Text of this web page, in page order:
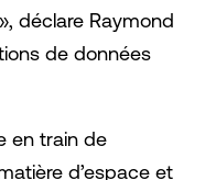
déclare Raymond
de données
en train de
d’espace et